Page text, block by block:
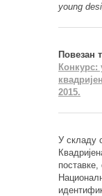
young
Повезан
2015.
У складу